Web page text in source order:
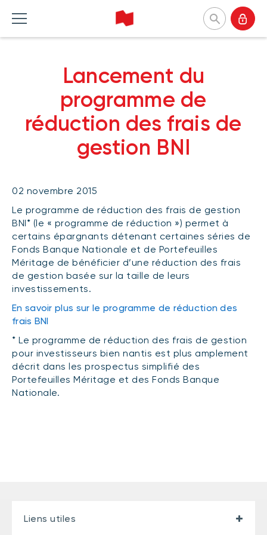
Accueil Produits
FONDS COMMUNS DE PLACEMENT
Liste des fonds communs de
placement
FONDS NÉGOCIÉS EN BOURSE
Liste des fonds négociés en bourse
(FNB)
FNB de rotation thématique BNI (NTHM)
FNB durables
SOLUTIONS DE PORTEFEUILLE
Accueil Perspectives
CATÉGORIES
Marché et macroéconomie
Stratégies d'investissement
Investissement responsable
Perspectives pour spécialistes en
placement
TYPES DE CONTENU
Articles
Balados
Vidéos
Livres blancs
Accueil Outils et ressources
OUTILS
Formulaires
Guide Investir
Survol des Fonds BNI
Programme de réduction des frais
DOCUMENTS RÉGLEMENTAIRES
Prospectus
Rapports annuels
Aperçus de fonds
Vote par procuration
Portail de formation continue
Accueil À propos
POURQUOI NOUS CHOISIR
Notre approche
Investissement responsable
Nos dirigeantes et dirigeants
Communiqués de presse
Lancement du
programme de
réduction des frais de
gestion BNI
02 novembre 2015
Le programme de réduction des frais de gestion
BNI* (le « programme de réduction ») permet à
certains épargnants détenant certaines séries de
Fonds Banque Nationale et de Portefeuilles
Méritage de bénéficier d’une réduction des frais
de gestion basée sur la taille de leurs
investissements.
En savoir plus sur le programme de réduction des
frais BNI
* Le programme de réduction des frais de gestion
pour investisseurs bien nantis est plus amplement
décrit dans les prospectus simplifié des
Portefeuilles Méritage et des Fonds Banque
Nationale.
Liens utiles